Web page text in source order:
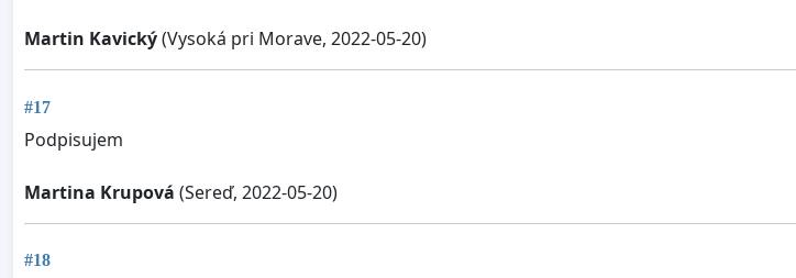
Martin Kavický(Vysoká pri Morave, 2022-05-20)
#17
Podpisujem
Martina Krupová (Sereď, 2022-05-20)
#18